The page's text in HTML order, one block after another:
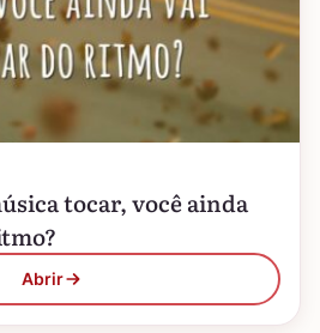
tocar, você ainda
Abrir